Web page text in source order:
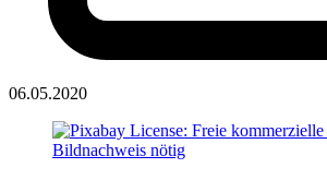
06.05.2020